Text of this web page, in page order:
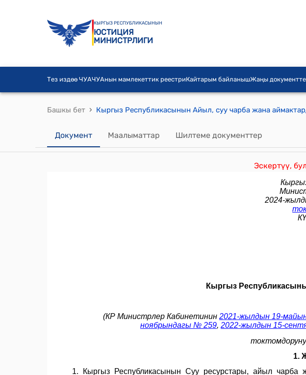
КЫРГЫЗ РЕСПУБЛИКАСЫНЫН
ЮСТИЦИЯ
МИНИСТРЛИГИ
Тез издөө ЧУАЧУАнын мамлекеттик реестриКайтарым байланышЖаңы
Башкы бет ›
Документ Маалыматтар Шилтеме документтер
Эскертүү,